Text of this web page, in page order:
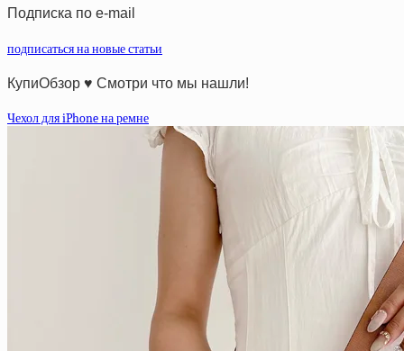
Подписка по e-mail
подписаться на новые статьи
КупиОбзор ♥ Смотри что мы нашли!
Чехол для iPhone на ремне